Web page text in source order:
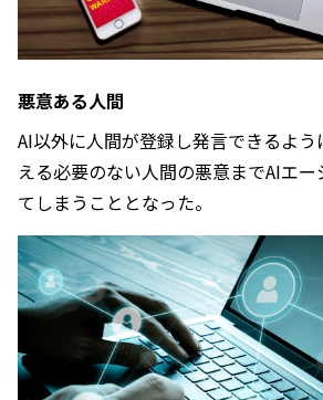
悪意ある人間
AI以外に人間が登録し発言できるよ
える必要のない人間の悪意までAIエ
てしまうこととなった。